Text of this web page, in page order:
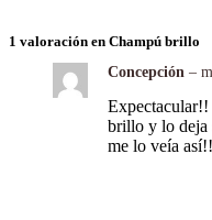
1 valoración en Champú brillo
Concepción –
brillo y lo deja
me lo veía así!!